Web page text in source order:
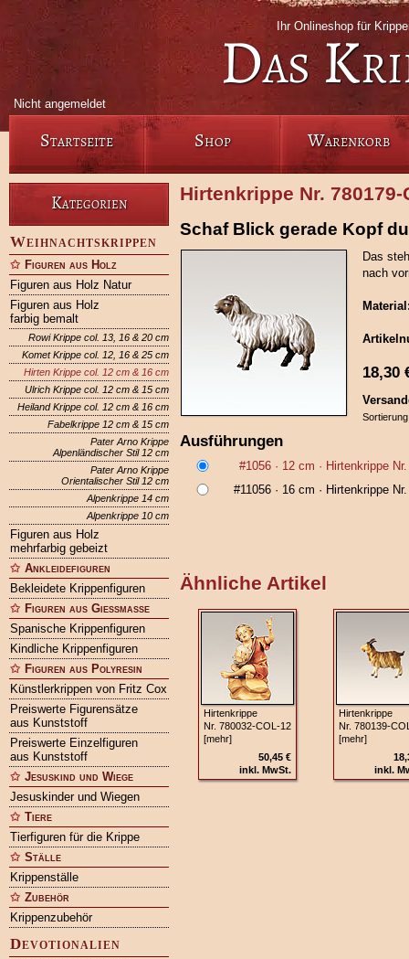
Ihr Onlineshop für
Das
Nicht angemeldet
Startseite Shop Warenkorb
Kategorien
Weihnachtskrippen
Figuren aus Holz
Figuren aus Holz Natur
Figuren aus Holz
farbig bemalt
Rowi Krippe col. 13, 16 & 20 cm
Komet Krippe col. 12, 16 & 25 cm
Hirten Krippe col. 12 cm & 16 cm
Ulrich Krippe col. 12 cm & 15 cm
Heiland Krippe col. 12 cm & 16 cm
Fabelkrippe 12 cm & 15 cm
Pater Arno Krippe
Alpenländischer Stil 12 cm
Pater Arno Krippe
Orientalischer Stil 12 cm
Alpenkrippe 14 cm
Alpenkrippe 10 cm
Figuren aus Holz
mehrfarbig gebeizt
Ankleidefiguren
Bekleidete Krippenfiguren
Figuren aus Gießmasse
Spanische Krippenfiguren
Kindliche Krippenfiguren
Figuren aus Polyresin
Künstlerkrippen von Fritz Cox
Preiswerte Figurensätze
aus Kunststoff
Preiswerte Einzelfiguren
aus Kunststoff
Jesuskind und Wiege
Jesuskinder und Wiegen
Tiere
Tierfiguren für die Krippe
Ställe
Krippenställe
Zubehör
Krippenzubehör
Devotionalien
Hirtenkrippe Nr.
Schaf Blick gerade Kopf
Das
nach
18,30
Ausführungen
#1056 · 12 cm · Hirtenkrippe
#11056 · 16 cm · Hirtenkrippe
Ähnliche Artikel
Hirtenkrippe
Nr. 780032‑COL‑12
[mehr]
50,45 €
inkl. MwSt.
Hirtenkrippe
Nr.
[mehr]
inkl.